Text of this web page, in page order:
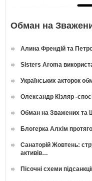
Обман на
Алина Френдій та
Sisters Aroma
Українських акторок
Олександр Кізляр -
Обман на Зважених та
Блогерка Алхім
Санаторій Жовтень:
активів…
Пісочні схеми